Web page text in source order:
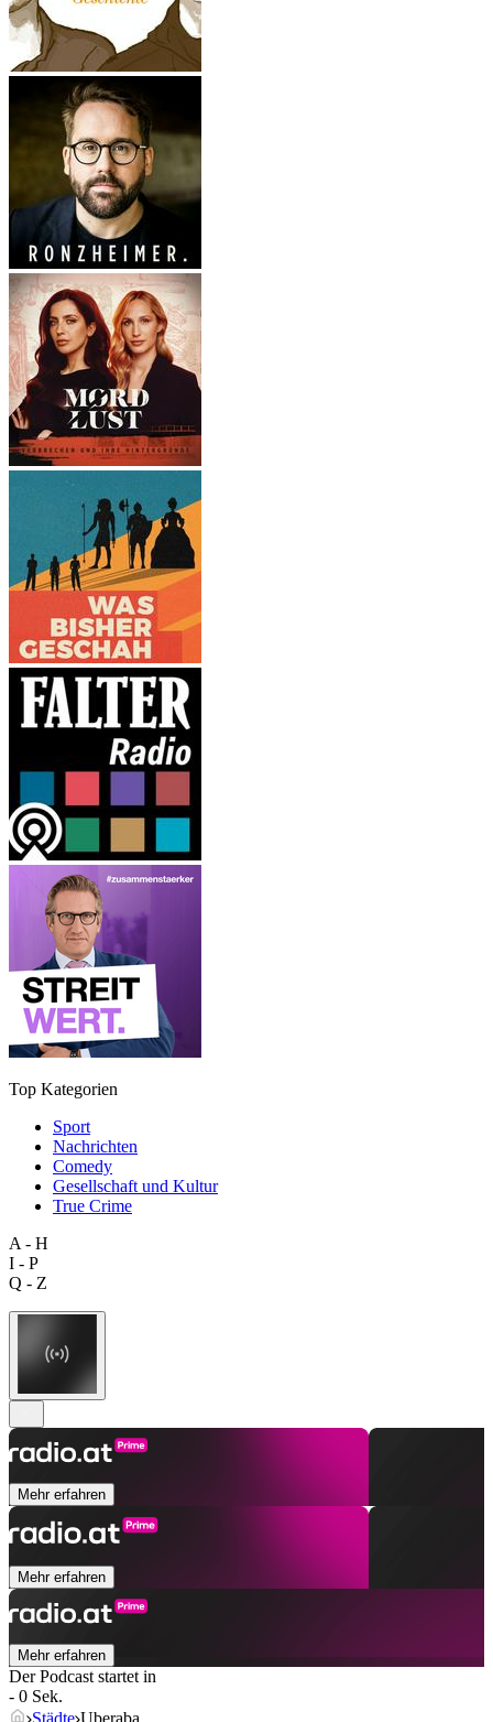
Top Kategorien
Sport
Nachrichten
Comedy
Gesellschaft und Kultur
True Crime
A - H
I - P
Q - Z
Mehr erfahren
Mehr erfahren
Mehr erfahren
Der Podcast startet in
- 0 Sek.